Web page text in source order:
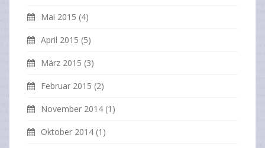
Mai 2015 (4)
April 2015 (5)
März 2015 (3)
Februar 2015 (2)
November 2014 (1)
Oktober 2014 (1)